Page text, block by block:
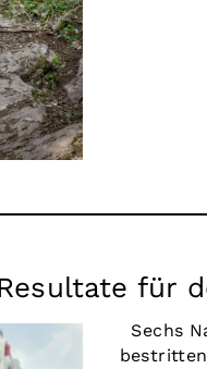
für
Sechs
bestritten